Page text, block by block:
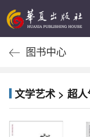
图书中心
文学艺术 > 超